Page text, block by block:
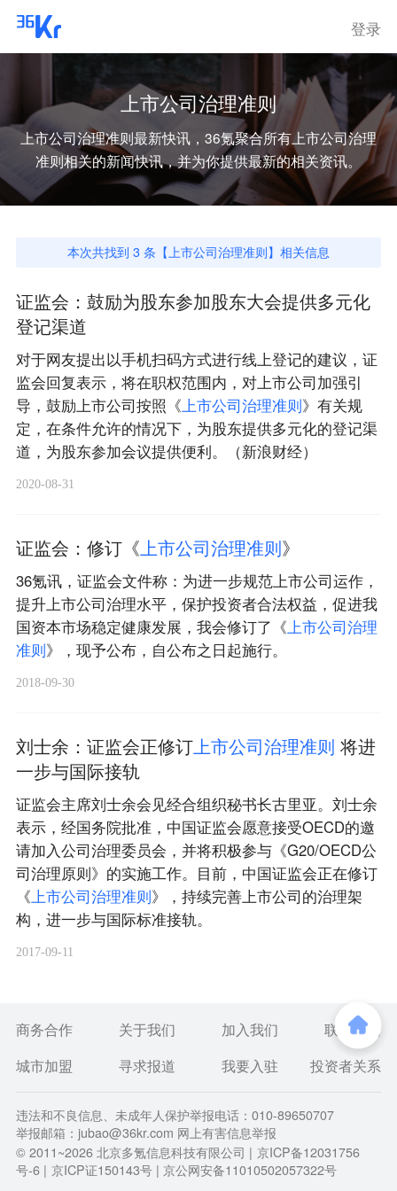
登录
上市公司治理准则
上市公司治理准则最新快讯，36氪聚合所有上市公司治理
准则相关的新闻快讯，并为你提供最新的相关资讯。
本次共找到 3 条【上市公司治理准则】相关信息
证监会：鼓励为股东参加股东大会提供多元化
登记渠道
对于网友提出以手机扫码方式进行线上登记的建议，证
监会回复表示，将在职权范围内，对上市公司加强引
导，鼓励上市公司按照《 上市公司治理准则》有关规
定，在条件允许的情况下，为股东提供多元化的登记渠
道，为股东参加会议提供便利。（新浪财经）
2020-08-31
证监会：修订《上市公司治理准则》
36氪讯，证监会文件称：为进一步规范上市公司运作，
提升上市公司治理水平，保护投资者合法权益，促进我
国资本市场稳定健康发展，我会修订了《 上市公司治理
准则》，现予公布，自公布之日起施行。
2018-09-30
刘士余：证监会正修订上市公司治理准则 将进
一步与国际接轨
证监会主席刘士余会见经合组织秘书长古里亚。刘士余
表示，经国务院批准，中国证监会愿意接受OECD的邀
请加入公司治理委员会，并将积极参与《G20/OECD公
司治理原则》的实施工作。目前，中国证监会正在修订
《 上市公司治理准则》，持续完善上市公司的治理架
构，进一步与国际标准接轨。
2017-09-11
商务合作 关于我们 加入我们
联系我们
城市加盟
寻求报道 我要入驻 投资者关系
违法和不良信息、未成年人保护举报电话：010-89650707
举报邮箱：jubao@36kr.com 网上有害信息举报
© 2011~2026北京多氪信息科技有限公司 | 京ICP备12031756
号-6 | 京ICP证150143号 | 京公网安备11010502057322号